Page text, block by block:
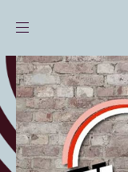
Agenda
Projets